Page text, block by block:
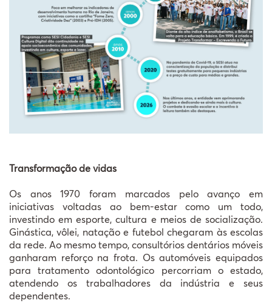
Transformação de vidas
Os anos 1970 foram marcados pelo avanço em
iniciativas voltadas ao bem-estar como um todo,
investindo em esporte, cultura e meios de socialização.
Ginástica, vôlei, natação e futebol chegaram às escolas
da rede. Ao mesmo tempo, consultórios dentários móveis
ganharam reforço na frota. Os automóveis equipados
para tratamento odontológico percorriam o estado,
atendendo os trabalhadores da indústria e seus
dependentes.